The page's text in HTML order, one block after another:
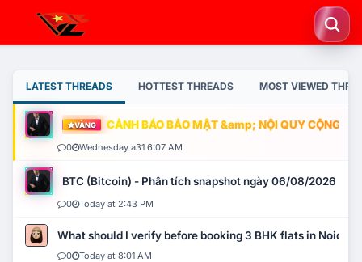
LATEST THREADS HOTTEST THREADS MOST VIEWED
VÀNG CẢNH BÁO BẢO MẬT &amp; NỘI QUY CỘNG
0 Wednesday a31 6:07 AM
BTC (Bitcoin) - Phân tích snapshot ngày 06/08/2026
0 Today at 2:43 PM
What should I verify before booking 3 BHK flats in Noida?
0 Today at 8:01 AM